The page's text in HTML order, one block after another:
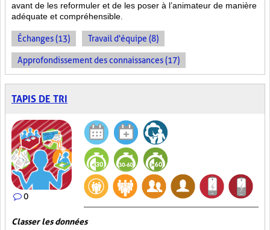
avant de les reformuler et de les poser à l’animateur de manière
adéquate et compréhensible.
Échanges (13) Travail d'équipe (8)
Approfondissement des connaissances (17)
TAPIS DE TRI
0
Classer les données